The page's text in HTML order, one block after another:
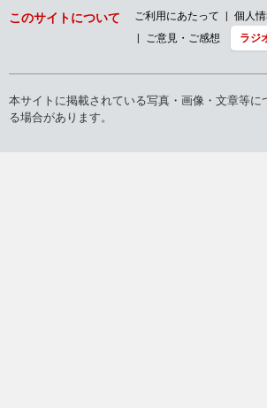
このサイトについて ご利用にあたって 個人
ご意見・ご感想
ラジ
本サイトに掲載されている写真・画像・文章等
る場合があります。